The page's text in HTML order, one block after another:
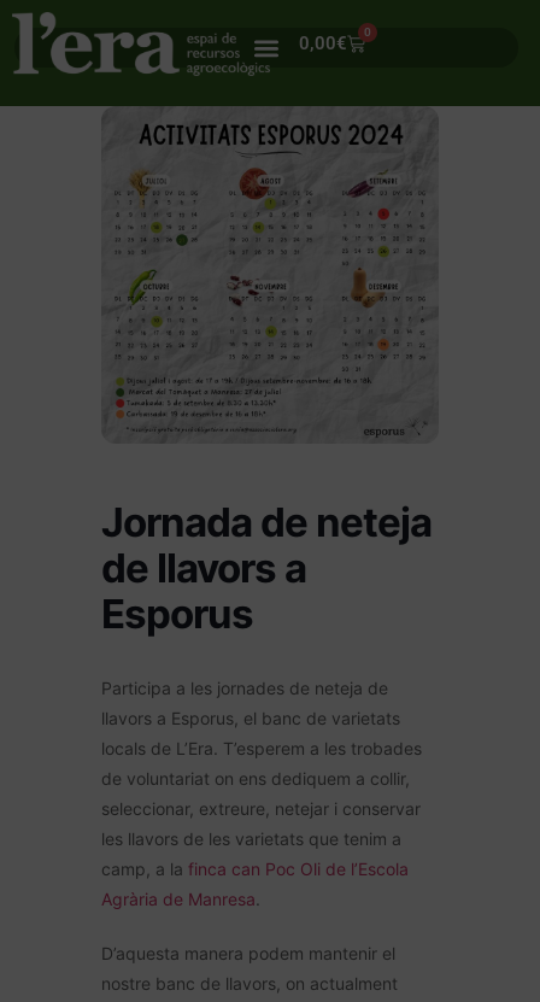
0,00€
0
Jornada de neteja
de llavors a
Esporus
Participa a les jornades de neteja de
llavors a Esporus, el banc de varietats
locals de L’Era. T’esperem a les trobades
de voluntariat on ens dediquem a collir,
seleccionar, extreure, netejar i conservar
les llavors de les varietats que tenim a
camp, a la finca can Poc Oli de l’Escola
Agrària de Manresa
D’aquesta manera podem mantenir el
nostre banc de llavors, on actualment